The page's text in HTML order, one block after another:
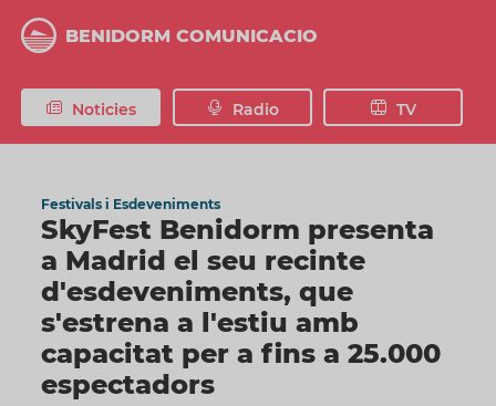
contingut
BENIDORM COMUNICACIO
Noticies Radio TV
Festivals i Esdeveniments
SkyFest Benidorm presenta
a Madrid el seu recinte
d'esdeveniments, que
s'estrena a l'estiu amb
capacitat per a fins a 25.000
espectadors